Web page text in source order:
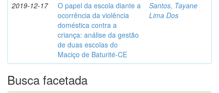
2019-12-17
O papel da escola diante a
ocorrência da violência
doméstica contra a
criança: análise da gestão
de duas escolas do
Maciço de Baturité-CE
Santos, Tayane
Lima Dos
Busca facetada